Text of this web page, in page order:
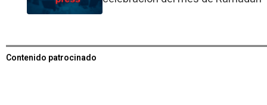
Contenido patrocinado